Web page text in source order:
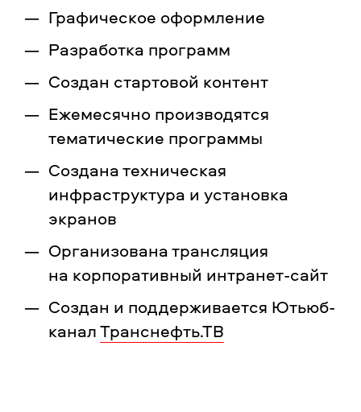
Графическое оформление
Разработка программ
Создан стартовой контент
Ежемесячно производятся
тематические программы
Создана техническая
инфраструктура и установка
экранов
Организована трансляция
на корпоративный интранет-сайт
Создан и поддерживается Ютьюб-
каналТранснефть.ТВ